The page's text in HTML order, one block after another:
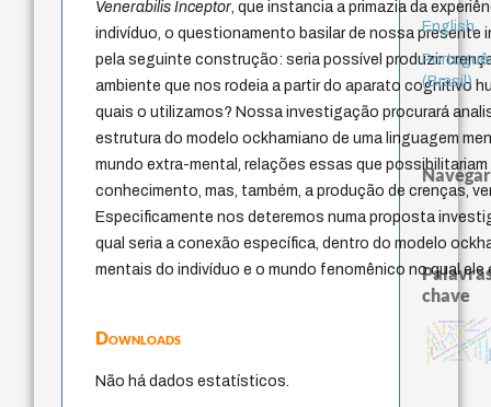
Venerabilis Inceptor , que instancia a primazia da
indivíduo, o questionamento basilar de nossa presente
pela seguinte construção: seria possível produzir
ambiente que nos rodeia a partir do aparato cognitivo
quais o utilizamos? Nossa investigação procurará
estrutura do modelo ockhamiano de uma linguagem
mundo extra-mental, relações essas que
conhecimento, mas, também, a produção de crenças,
Especificamente nos deteremos numa proposta
qual seria a conexão específica, dentro do modelo
mentais do indivíduo e o mundo fenomênico no qual ele
Downloads
Não há dados estatísticos.
English
(Brasil)
Navegar
chave
fundamentalismo
jacobiprotágoras
experiência
género
idade
intolerância
history of philosophy classical german philosophy
homem-medida
j.c.m. neto
palavra
perdón
leyes
violencia
guayaquil logos
direito romano
pedagogia
lei
desejo
bataille
mind
animais
realidad